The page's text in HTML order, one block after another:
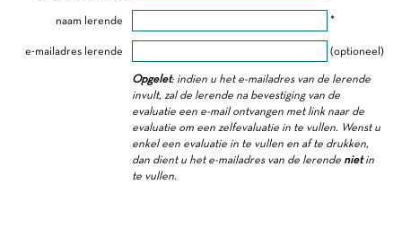
naam lerende *
e-mailadres lerende (optioneel)
Opgelet: indien u het e-mailadres van de lerende
invult, zal de lerende na bevestiging van de
evaluatie een e-mail ontvangen met link naar de
evaluatie om een zelfevaluatie in te vullen. Wenst u
enkel een evaluatie in te vullen en af te drukken,
dan dient u het e-mailadres van de lerende nietin
te vullen.